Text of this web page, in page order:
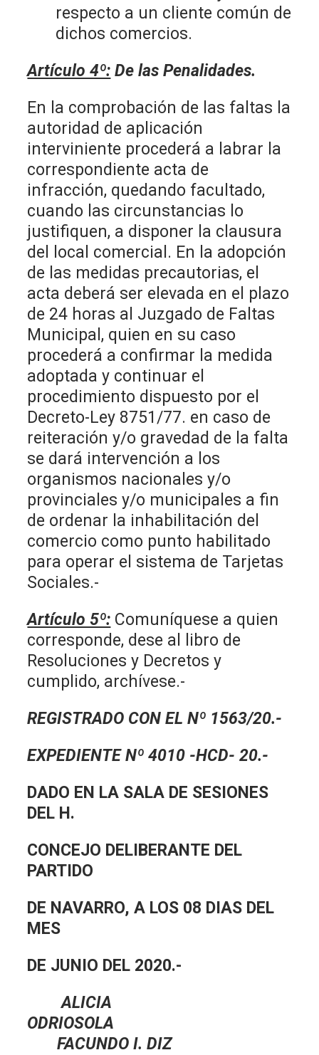
respecto a un cliente común de
dichos comercios.
Artículo 4º: De las Penalidades.
En la comprobación de las faltas la
autoridad de aplicación
interviniente procederá a labrar la
correspondiente acta de
infracción, quedando facultado,
cuando las circunstancias lo
justifiquen, a disponer la clausura
del local comercial. En la adopción
de las medidas precautorias, el
acta deberá ser elevada en el plazo
de 24 horas al Juzgado de Faltas
Municipal, quien en su caso
procederá a confirmar la medida
adoptada y continuar el
procedimiento dispuesto por el
Decreto-Ley 8751/77. en caso de
reiteración y/o gravedad de la falta
se dará intervención a los
organismos nacionales y/o
provinciales y/o municipales a fin
de ordenar la inhabilitación del
comercio como punto habilitado
para operar el sistema de Tarjetas
Sociales.-
Artículo 5º: Comuníquese a quien
corresponde, dese al libro de
Resoluciones y Decretos y
cumplido, archívese.-
REGISTRADO CON EL Nº 1563/20.-
EXPEDIENTE Nº 4010 -HCD- 20.-
DADO EN LA SALA DE SESIONES
DEL H.
CONCEJO DELIBERANTE DEL
PARTIDO
DE NAVARRO, A LOS 08 DIAS DEL
MES
DE JUNIO DEL 2020.-
ALICIA
ODRIOSOLA
FACUNDO I. DIZ